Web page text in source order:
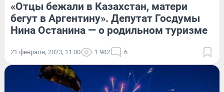
«Отцы бежали в Казахстан, матери
бегут в Аргентину». Депутат Госдумы
Нина Останина — о родильном туризме
21 февраля, 2023, 11:00 1 982 6